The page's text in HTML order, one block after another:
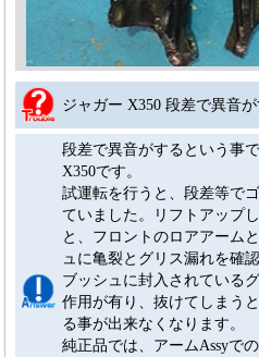
ジャガー X350 段差で異音
段差で異音がするという事
X350です。
試運転を行うと、段差等で
ていました。リフトアップ
と、フロントのロアアーム
ュに亀裂とグリス漏れを確
ブッシュに封入されている
作用が有り、抜けてしまう
る事が出来なくなります。
純正品では、アームAssyで